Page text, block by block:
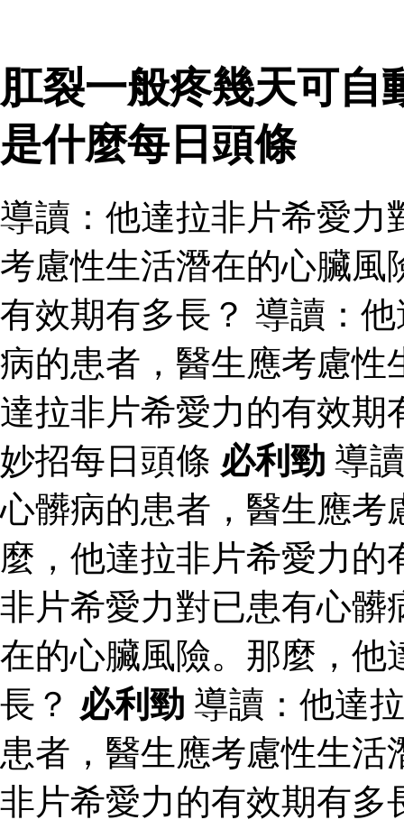
肛裂一般疼幾天可自
是什麼每日頭條
導讀：他達拉非片希愛力
考慮性生活潛在的心臟風
有效期有多長？ 導讀：
病的患者，醫生應考慮性
達拉非片希愛力的有效期
妙招每日頭條 必利勁 導
心髒病的患者，醫生應考
麼，他達拉非片希愛力
非片希愛力對已患有心髒
在的心臟風險。那麼，他
長？ 必利勁 導讀：他達
患者，醫生應考慮性生
非片希愛力的有效期有多